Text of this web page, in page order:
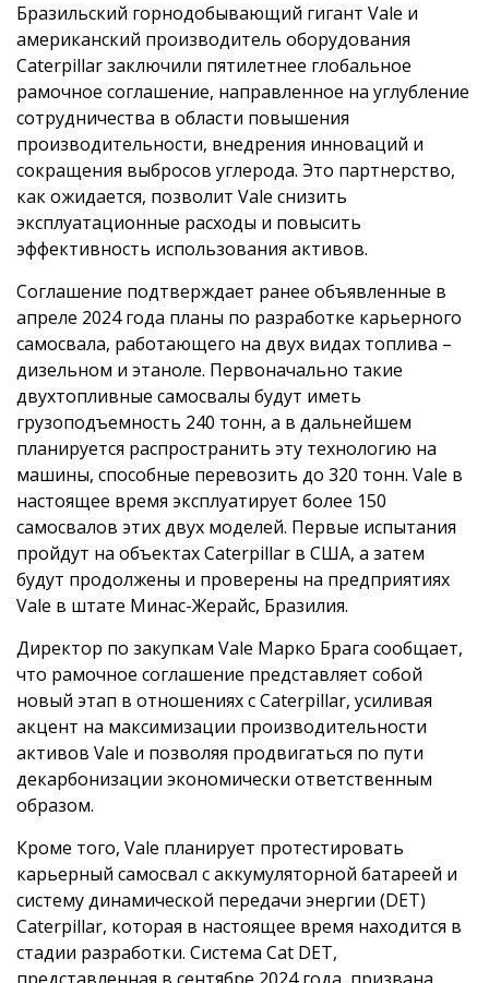
Бразильский горнодобывающий гигант Vale и
американский производитель оборудования
Caterpillar заключили пятилетнее глобальное
рамочное соглашение, направленное на углубление
сотрудничества в области повышения
производительности, внедрения инноваций и
сокращения выбросов углерода. Это партнерство,
как ожидается, позволит Vale снизить
эксплуатационные расходы и повысить
эффективность использования активов.
Соглашение подтверждает ранее объявленные в
апреле 2024 года планы по разработке карьерного
самосвала, работающего на двух видах топлива –
дизельном и этаноле. Первоначально такие
двухтопливные самосвалы будут иметь
грузоподъемность 240 тонн, а в дальнейшем
планируется распространить эту технологию на
машины, способные перевозить до 320 тонн. Vale в
настоящее время эксплуатирует более 150
самосвалов этих двух моделей. Первые испытания
пройдут на объектах Caterpillar в США, а затем
будут продолжены и проверены на предприятиях
Vale в штате Минас-Жерайс, Бразилия.
Директор по закупкам Vale Марко Брага сообщает,
что рамочное соглашение представляет собой
новый этап в отношениях с Caterpillar, усиливая
акцент на максимизации производительности
активов Vale и позволяя продвигаться по пути
декарбонизации экономически ответственным
образом.
Кроме того, Vale планирует протестировать
карьерный самосвал с аккумуляторной батареей и
систему динамической передачи энергии (DET)
Caterpillar, которая в настоящее время находится в
стадии разработки. Система Cat DET,